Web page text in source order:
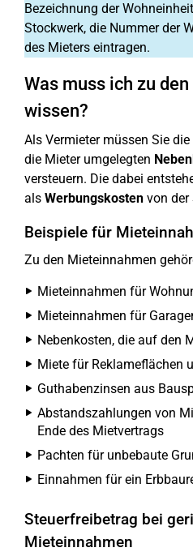
Bezeichnung der
Stockwerk, die Nummer der
des Mieters eintragen.
Was muss ich zu
wissen?
Als Vermieter müssen Sie die
die Mieter umgelegten
versteuern. Die dabei
als Werbungskosten von der
Beispiele für
Zu den Mieteinnahmen
Mieteinnahmen für
Mieteinnahmen für
Nebenkosten, die auf den
Miete für Reklameflächen
Guthabenzinsen aus
Abstandszahlungen von
Ende des Mietvertrags
Pachten für unbebaute
Einnahmen für ein
Steuerfreibetrag bei
Mieteinnahmen